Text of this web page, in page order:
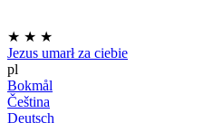
★ ★ ★
Jezus umarł za ciebie
pl
Bokmål
Čeština
Deutsch